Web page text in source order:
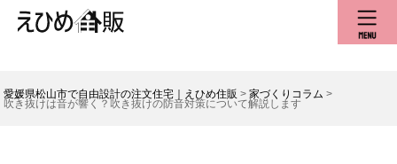
愛媛県松山市で自由設計の注文住宅｜えひめ住販 >家づくりコラム >
吹き抜けは音が響く？吹き抜けの防音対策について解説します